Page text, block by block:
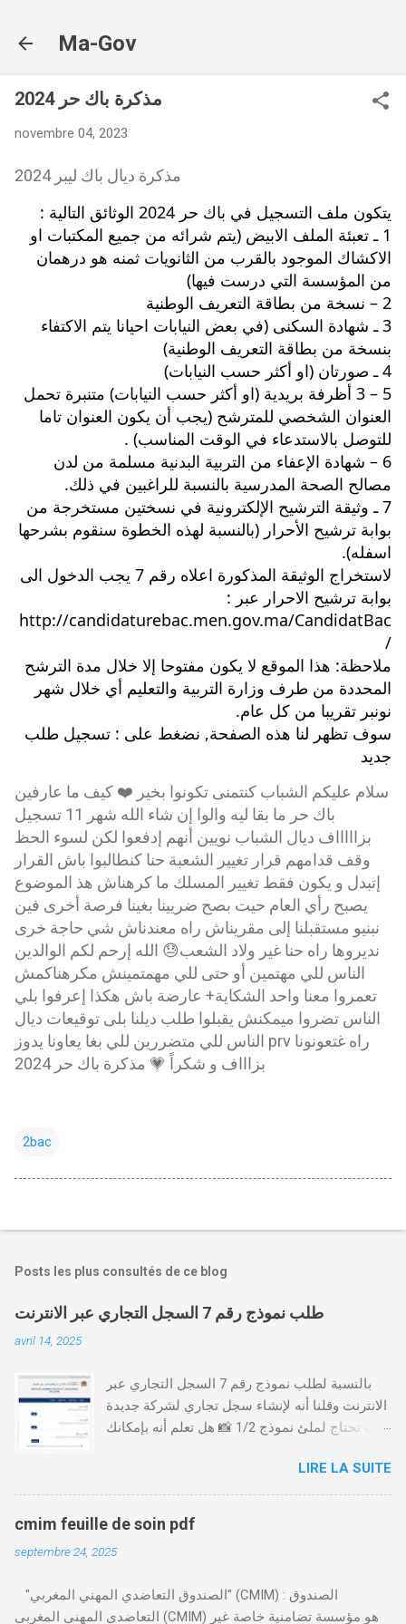
Ma-Gov
مذكرة باك حر 2024
novembre 04, 2023
مذكرة ديال باك ليبر 2024
يتكون ملف التسجيل في باك حر 2024 الوثائق التالية :
من المؤسسة التي درست فيها)
2 – نسخة من بطاقة التعريف الوطنية
بنسخة من بطاقة التعريف الوطنية)
4 ـ صورتان (او أكثر حسب النيابات)
للتوصل بالاستدعاء في الوقت المناسب) .
مصالح الصحة المدرسية بالنسبة للراغبين في ذلك.
اسفله).
بوابة ترشيح الاحرار عبر :
http://candidaturebac.men.gov.ma/CandidatBac
/
نونبر تقريبا من كل عام.
جديد
سلام عليكم الشباب كنتمنى تكونوا بخير ❤️ كيف ما عارفين
باك حر ما بقا ليه والوا إن شاء الله شهر 11 تسجيل
بزاااااف ديال الشباب نويين أنهم إدفعوا لكن لسوء الحظ
وقف قدامهم قرار تغيير الشعبة حنا كنطالبوا باش القرار
إتبدل و يكون فقط تغيير المسلك ما كرهناش هذ الموضوع
يصبح رأي العام حيت بصح ضريينا بغينا فرصة أخرى فين
نبنيو مستقبلنا إلى مقريناش راه معندناش شي حاجة خرى
نديروها راه حنا غير ولاد الشعب😓 الله إرحم لكم الوالدين
الناس للي مهتمين أو حتى للي مهمتمينش مكرهناكمش
تعمروا معنا واحد الشكاية+ عارضة باش هكذا إعرفوا بلي
الناس تضروا ميمكنش يقبلوا طلب ديلنا بلى توقيعات ديال
الناس للي متضررين للي بغا يعاونا يدوز prv راه غتعونونا
بزاااف و شكراً 💗 مذكرة باك حر 2024
2bac
Posts les plus consultés de ce blog
طلب نموذج رقم 7 السجل التجاري عبر الانترنت
avril 14, 2025
بالنسبة لطلب نموذج رقم 7 السجل التجاري عبر
الانترنت وقلنا أنه لإنشاء سجل تجاري لشركة جديدة
أنت تحتاج لملئ نموذج 1/2 📸 هل تعلم أنه بإمكانك
من خلال الموقع التابع لوزارة العدل، بدون الحاجة
للتنقل للمحكمة التجارية
https://servicesenligne.justice.gov.ma كيفية
طلب النموذجين 7 و 9 من الإنترنت في المغرب .
الخطوات: الدخول إلى موقع المحاكم-
المعلومات الشخصية إضافة معلومات الطالب .
LIRE LA SUITE
cmim feuille de soin pdf
septembre 24, 2025
"الصندوق التعاضدي المهني المغربي" (CMIM) : الصندوق
التعاضدي المهني المغربي (CMIM) هو مؤسسة تضامنية خاصة غير